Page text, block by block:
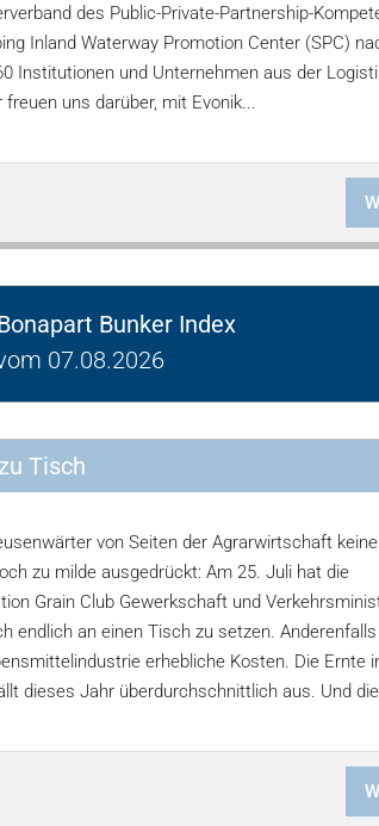
des Public-Private-Partnership-
Inland Waterway Promotion Center (SPC)
Institutionen und Unternehmen aus der
freuen uns darüber, mit Evonik...
Bunker Index
07.08.2026
Tisch
von Seiten der Agrarwirtschaft
zu milde ausgedrückt: Am 25. Juli hat die
Grain Club Gewerkschaft und
endlich an einen Tisch zu setzen.
erhebliche Kosten. Die Ernte
dieses Jahr überdurchschnittlich aus. Und